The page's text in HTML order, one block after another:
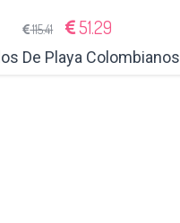
115.41 51.29
De Playa Colombianos